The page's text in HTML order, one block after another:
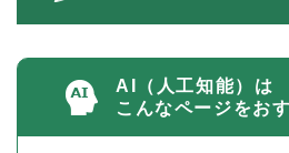
AI（人工知能）は
こんなページをお